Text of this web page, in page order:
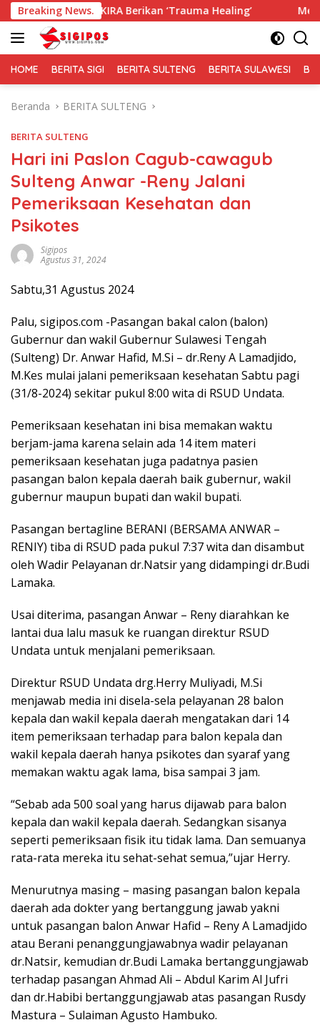
Langsung
ke
konten
Breaking News.
Berikan ‘Trauma Healing’ Membaur Tanpa
HOME BERITA SIGI BERITA SULTENG BERITA SULAWESI
Beranda BERITA SULTENG
BERITA SULTENG
Hari ini Paslon Cagub-cawagub
Sulteng Anwar -Reny Jalani
Pemeriksaan Kesehatan dan
Psikotes
Sigipos
Agustus 31, 2024
Sabtu,31 Agustus 2024
Palu, sigipos.com -Pasangan bakal calon (balon)
Gubernur dan wakil Gubernur Sulawesi Tengah
(Sulteng) Dr. Anwar Hafid, M.Si – dr.Reny A Lamadjido,
M.Kes mulai jalani pemeriksaan kesehatan Sabtu pagi
(31/8-2024) sekitar pukul 8:00 wita di RSUD Undata.
Pemeriksaan kesehatan ini bisa memakan waktu
berjam-jama karena selain ada 14 item materi
pemeriksaan kesehatan juga padatnya pasien
pasangan balon kepala daerah baik gubernur, wakil
gubernur maupun bupati dan wakil bupati.
Pasangan bertagline BERANI (BERSAMA ANWAR –
RENIY) tiba di RSUD pada pukul 7:37 wita dan disambut
oleh Wadir Pelayanan dr.Natsir yang didampingi dr.Budi
Lamaka.
Usai diterima, pasangan Anwar – Reny diarahkan ke
lantai dua lalu masuk ke ruangan direktur RSUD
Undata untuk menjalani pemeriksaan.
Direktur RSUD Undata drg.Herry Muliyadi, M.Si
menjawab media ini disela-sela pelayanan 28 balon
kepala dan wakil kepala daerah mengatakan dari 14
item pemeriksaan terhadap para balon kepala dan
wakil kepala daerah hanya psikotes dan syaraf yang
memakan waktu agak lama, bisa sampai 3 jam.
“Sebab ada 500 soal yang harus dijawab para balon
kepala dan wakil kepala daerah. Sedangkan sisanya
seperti pemeriksaan fisik itu tidak lama. Dan semuanya
rata-rata mereka itu sehat-sehat semua,”ujar Herry.
Menurutnya masing – masing pasangan balon kepala
daerah ada dokter yang bertanggung jawab yakni
untuk pasangan balon Anwar Hafid – Reny A Lamadjido
atau Berani penanggungjawabnya wadir pelayanan
dr.Natsir, kemudian dr.Budi Lamaka bertanggungjawab
terhadap pasangan Ahmad Ali – Abdul Karim Al Jufri
dan dr.Habibi bertanggungjawab atas pasangan Rusdy
Mastura – Sulaiman Agusto Hambuko.